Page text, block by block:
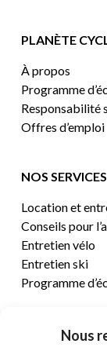
Nous
PLANÈTE
À propos
Programme
Responsabilité
Offres d’emploi
NOS SERVICES
Location et
Conseils pour
Entretien vélo
Entretien ski
Programme
CENTRE